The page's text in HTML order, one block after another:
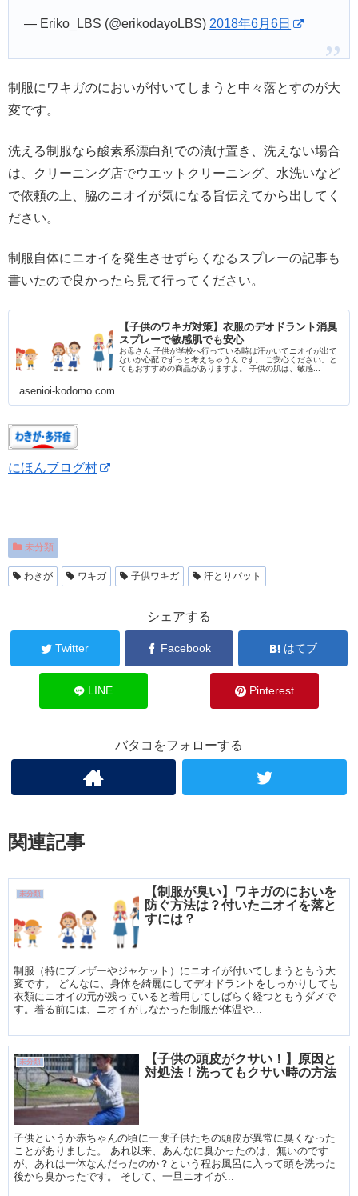
— Eriko_LBS (@erikodayoLBS) 2018年6月6日
制服にワキガのにおいが付いてしまうと中々落とすのが大
変です。
洗える制服なら酸素系漂白剤での漬け置き、洗えない場合
は、クリーニング店でウエットクリーニング、水洗いなど
で依頼の上、脇のニオイが気になる旨伝えてから出してく
ださい。
制服自体にニオイを発生させずらくなるスプレーの記事も
書いたので良かったら見て行ってください。
【子供のワキガ対策】衣服のデオドラント消臭
スプレーで敏感肌でも安心
お母さん 子供が学校へ行っている時は汗かいてニオイが出て
ないか心配でずっと考えちゃうんです。 ご安心ください。と
てもおすすめの商品がありますよ。 子供の肌は、敏感...
asenioi-kodomo.com
にほんブログ村
未分類
わきが ワキガ 子供ワキガ 汗とりパット
シェアする
Twitter Facebook はてブ
LINE Pinterest
バタコをフォローする
関連記事
未分類
【制服が臭い】ワキガのにおいを
防ぐ方法は？付いたニオイを落と
すには？
制服（特にブレザーやジャケット）にニオイが付いてしまうともう大
変です。 どんなに、身体を綺麗にしてデオドラントをしっかりしても
衣類にニオイの元が残っていると着用してしばらく経つともうダメで
す。着る前には、ニオイがしなかった制服が体温や...
未分類
【子供の頭皮がクサい！】原因と
対処法！洗ってもクサい時の方法
子供というか赤ちゃんの頃に一度子供たちの頭皮が異常に臭くなった
ことがありました。 あれ以来、あんなに臭かったのは、無いのです
が、あれは一体なんだったのか？という程お風呂に入って頭を洗った
後から臭かったです。 そして、一旦ニオイが...